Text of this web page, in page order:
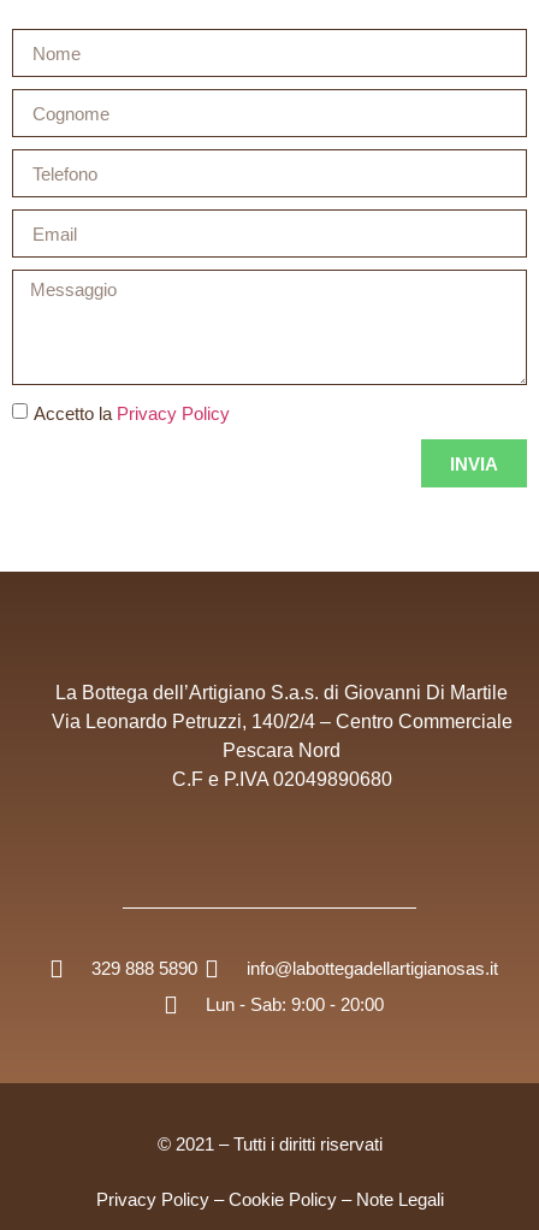
Accetto la Privacy Policy
INVIA
La Bottega dell’Artigiano S.a.s. di Giovanni Di Martile
Via Leonardo Petruzzi, 140/2/4 – Centro Commerciale
Pescara Nord
C.F e P.IVA 02049890680
329 888 5890
info@labottegadellartigianosas.it
Lun - Sab: 9:00 - 20:00
© 2021 – Tutti i diritti riservati
Privacy Policy–Cookie Policy– Note Legali